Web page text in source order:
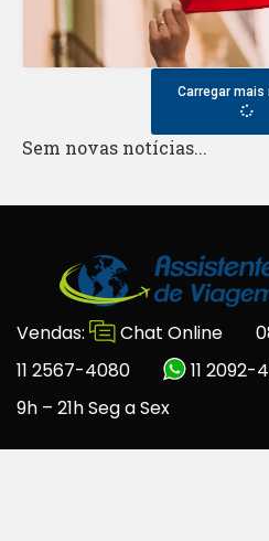
Carregar mais
Sem novas notícias...
Vendas: Chat Online
11 2567-4080
11 2092-
9h – 21h Seg a Sex